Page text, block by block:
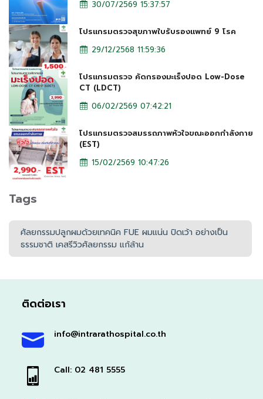
30/07/2569 15:37:57
โปรแกรมตรวจสุขภาพใบรับรองแพทย์ 9 โรค
29/12/2568 11:59:36
โปรแกรมตรวจ คัดกรองมะเร็งปอด Low-Dose
CT (LDCT)
06/02/2569 07:42:21
โปรแกรมตรวจสมรรถภาพหัวใจขณะออกกำลังกาย
(EST)
15/02/2569 10:47:26
Tags
ศัลยกรรมปลูกผมด้วยเทคนิค FUE ผมแน่น ปิดเว้า อย่างเป็น
ธรรมชาติ เคสรีวิวศัลยกรรม แก้ล้าน
ติดต่อเรา
info@intrarathospital.co.th
Call: 02 481 5555